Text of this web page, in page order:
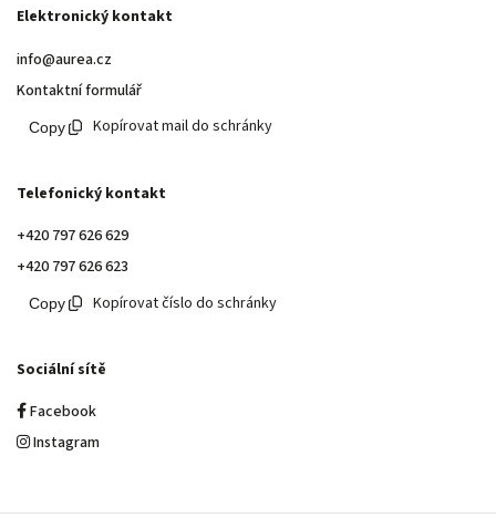
Elektronický kontakt
info@aurea.cz
Kontaktní formulář
Kopírovat mail do schránky
Telefonický kontakt
+420 797 626 629
+420 797 626 623
Kopírovat číslo do schránky
Sociální sítě
Facebook
Instagram